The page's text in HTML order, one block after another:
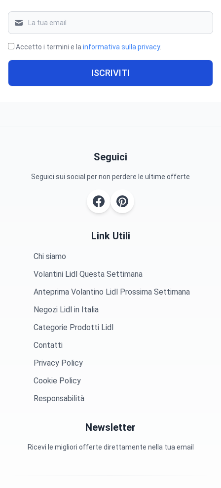
Accetto i termini e la informativa sulla privacy.
ISCRIVITI
Seguici
Seguici sui social per non perdere le ultime offerte
Link Utili
Chi siamo
Volantini Lidl Questa Settimana
Anteprima Volantino Lidl Prossima Settimana
Negozi Lidl in Italia
Categorie Prodotti Lidl
Contatti
Privacy Policy
Cookie Policy
Responsabilità
Newsletter
Ricevi le migliori offerte direttamente nella tua email